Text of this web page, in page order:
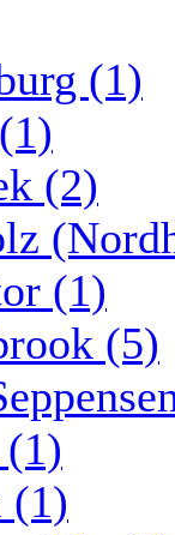
(1)
(2)
(1)
(5)
(1)